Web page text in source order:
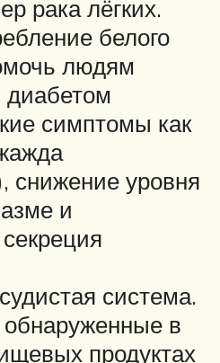
рака лёгких.
белого
людям
симптомы как
снижение уровня
и
система.
в
продуктах